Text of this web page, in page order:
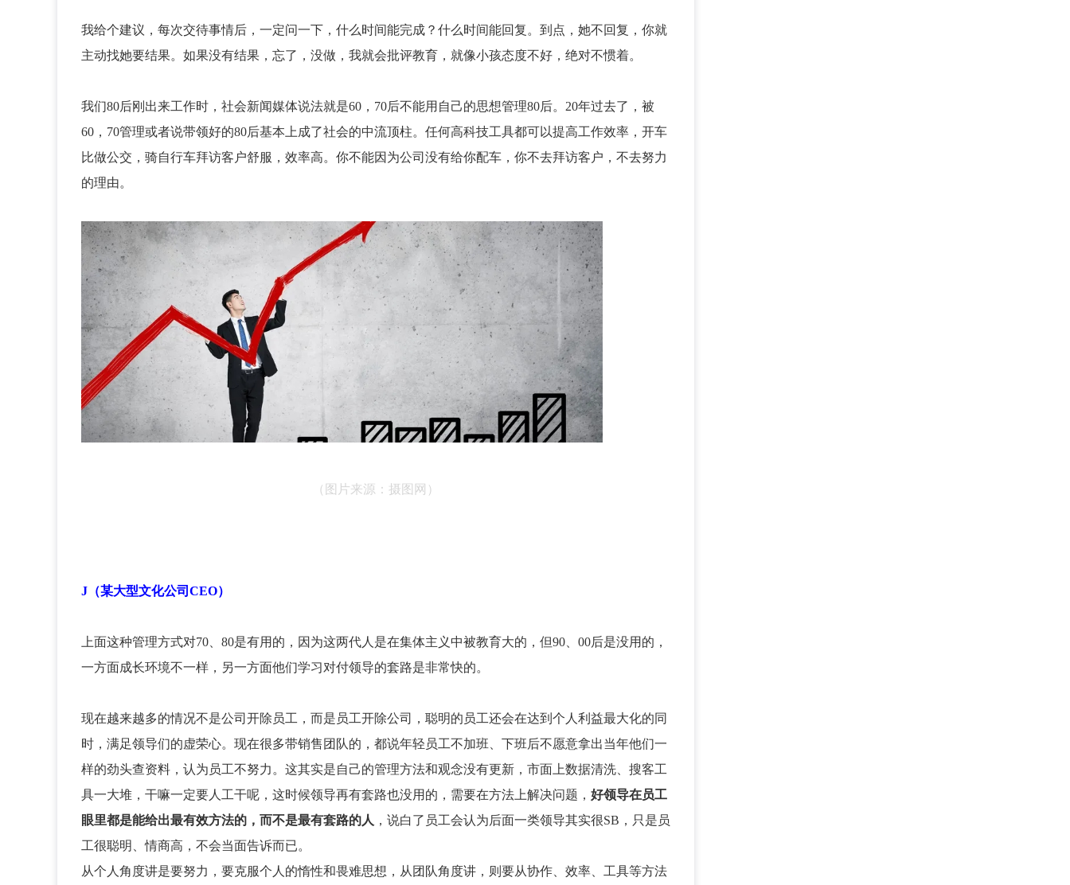
我给个建议，每次交待事情后，一定问一下，什么时间能完成？什么时间能回复。到点，她不回复，你就
主动找她要结果。如果没有结果，忘了，没做，我就会批评教育，就像小孩态度不好，绝对不惯着。
我们80后刚出来工作时，社会新闻媒体说法就是60，70后不能用自己的思想管理80后。20年过去了，被
60，70管理或者说带领好的80后基本上成了社会的中流顶柱。任何高科技工具都可以提高工作效率，开车
比做公交，骑自行车拜访客户舒服，效率高。你不能因为公司没有给你配车，你不去拜访客户，不去努力
的理由。
（图片来源：摄图网）
J（某大型文化公司CEO）
上面这种管理方式对70、80是有用的，因为这两代人是在集体主义中被教育大的，但90、00后是没用的，
一方面成长环境不一样，另一方面他们学习对付领导的套路是非常快的。
现在越来越多的情况不是公司开除员工，而是员工开除公司，聪明的员工还会在达到个人利益最大化的同
时，满足领导们的虚荣心。现在很多带销售团队的，都说年轻员工不加班、下班后不愿意拿出当年他们一
样的劲头查资料，认为员工不努力。这其实是自己的管理方法和观念没有更新，市面上数据清洗、搜客工
具一大堆，干嘛一定要人工干呢，这时候领导再有套路也没用的，需要在方法上解决问题， 好领导在员工
眼里都是能给出最有效方法的，而不是最有套路的人 ，说白了员工会认为后面一类领导其实很SB，只是员
工很聪明、情商高，不会当面告诉而已。
从个人角度讲是要努力，要克服个人的惰性和畏难思想，从团队角度讲，则要从协作、效率、工具等方法